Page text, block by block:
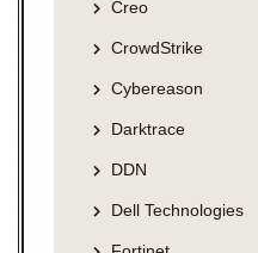
Creo
CrowdStrike
Cybereason
Darktrace
DDN
Dell Technologies